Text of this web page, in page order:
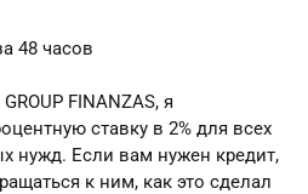
48 часов
FINANZAS, я
ставку в 2% для всех
нужд. Если вам нужен кредит,
к ним, как это сделал